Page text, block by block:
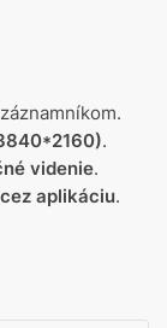
záznamníkom.
.
videnie.
cez aplikáciu.